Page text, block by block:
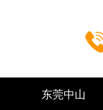
东莞中山